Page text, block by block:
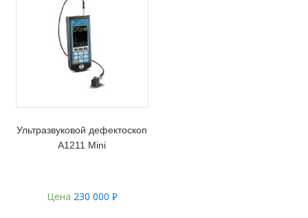
Ультразвуковой дефектоскоп
А1211 Mini
Цена 230 000 Р